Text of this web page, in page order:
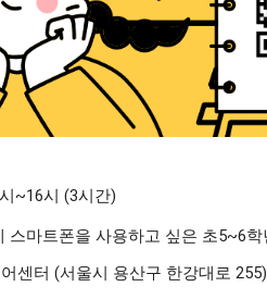
~16시 (3시간)
스마트폰을 사용하고 싶은 초5~6
센터 (서울시 용산구 한강대로 255)